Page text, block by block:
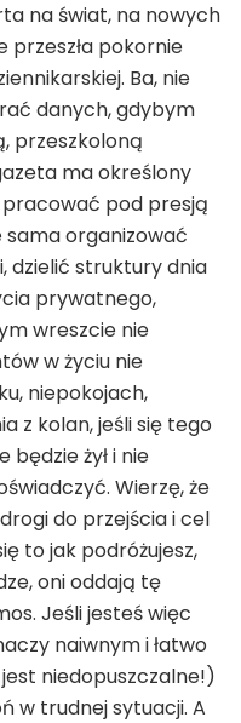
na świat, na nowych
przeszła pokornie
Ba, nie
danych, gdybym
przeszkoloną
ma określony
pracować pod presją
sama organizować
dzielić struktury dnia
prywatnego,
wreszcie nie
w życiu nie
niepokojach,
z kolan, jeśli się tego
będzie żył i nie
Wierzę, że
do przejścia i cel
to jak podróżujesz,
oni oddają tę
Jeśli jesteś więc
naiwnym i łatwo
niedopuszczalne!)
w trudnej sytuacji. A